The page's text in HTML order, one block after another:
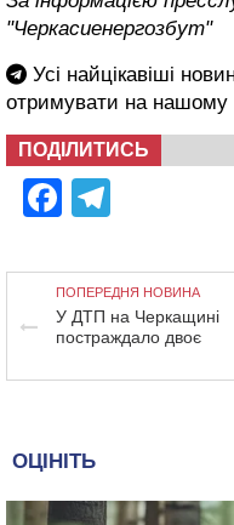
"Черкасиенергозбут"
Усі найцікавіші
отримувати на нашому
ПОДІЛИТИСЬ
Facebook
ПОПЕРЕДНЯ НОВИНА
У ДТП на Черкащині
постраждало двоє